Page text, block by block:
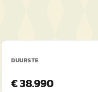
DUURSTE
€38.990